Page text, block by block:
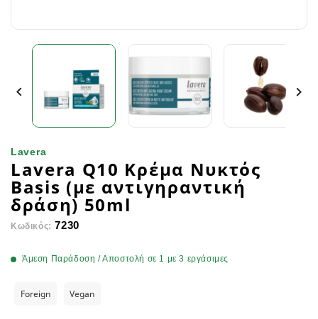
 
Lavera
Lavera Q10 Κρέμα Νυκτός
Basis (με αντιγηραντική
δράση) 50ml
Κωδικός: 7230
Άμεση Παράδοση / Αποστολή σε 1 με 3 εργάσιμες
Foreign Vegan